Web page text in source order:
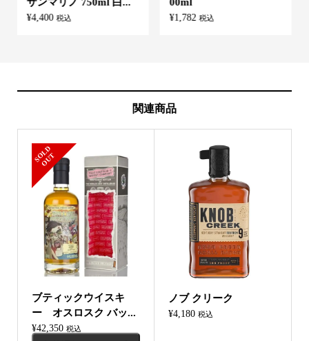
サンマリノ 750ml 白...
¥4,400 税込
00ml
¥1,782 税込
関連商品
S
O
L
D
O
U
T
ブティックウイスキ
ー オスロスク バッ...
¥42,350 税込
ノブ クリーク
¥4,180 税込